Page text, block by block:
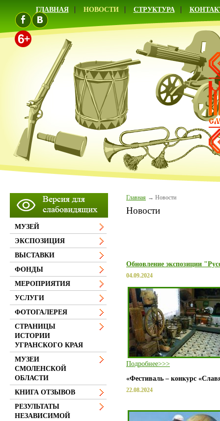
ГЛАВНАЯ НОВОСТИ СТРУКТУРА
Главная Новости
Новости
Обновление экспозиции
04.09.2024
Подробнее>>>
«Фестиваль – конкурс
22.08.2024
МУЗЕЙ
ЭКСПОЗИЦИЯ
ВЫСТАВКИ
ФОНДЫ
МЕРОПРИЯТИЯ
УСЛУГИ
ФОТОГАЛЕРЕЯ
СТРАНИЦЫ
ИСТОРИИ
УГРАНСКОГО КРАЯ
МУЗЕИ
СМОЛЕНСКОЙ
ОБЛАСТИ
КНИГА ОТЗЫВОВ
РЕЗУЛЬТАТЫ
НЕЗАВИСИМОЙ